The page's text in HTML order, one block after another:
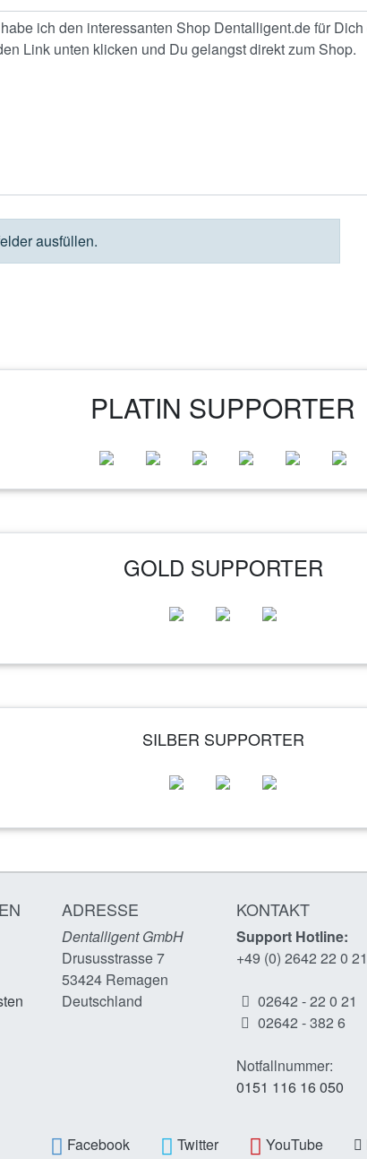
ausfüllen.
PLATIN SUPPORTER
GOLD SUPPORTER
SILBER SUPPORTER
ADRESSE
Dentalligent GmbH
Drususstrasse 7
53424 Remagen
Deutschland
KONTAKT
Support Hotline:
+49 (0) 2642 22 0 21
02642 - 22 0 21
02642 - 382 6
Notfallnummer:
0151 116 16 050
Facebook Twitter YouTube